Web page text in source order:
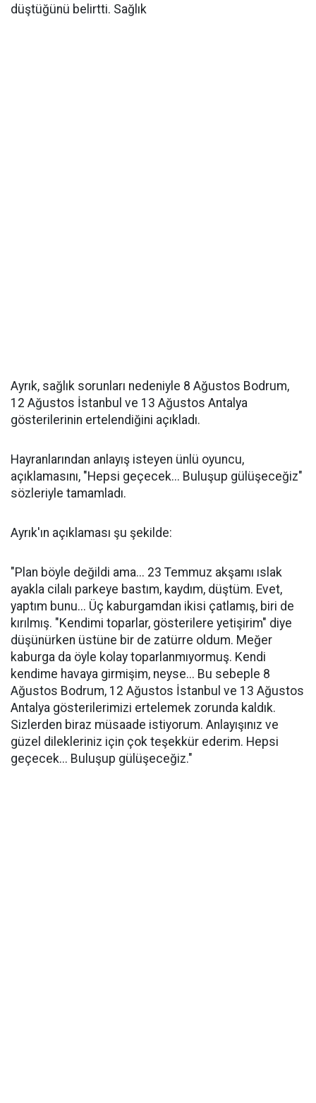
düştüğünü belirtti. Sağlık
Ayrık, sağlık sorunları nedeniyle 8 Ağustos Bodrum,
12 Ağustos İstanbul ve 13 Ağustos Antalya
gösterilerinin ertelendiğini açıkladı.
Hayranlarından anlayış isteyen ünlü oyuncu,
açıklamasını, "Hepsi geçecek... Buluşup gülüşeceğiz"
sözleriyle tamamladı.
Ayrık'ın açıklaması şu şekilde:
"Plan böyle değildi ama... 23 Temmuz akşamı ıslak
ayakla cilalı parkeye bastım, kaydım, düştüm. Evet,
yaptım bunu... Üç kaburgamdan ikisi çatlamış, biri de
kırılmış. "Kendimi toparlar, gösterilere yetişirim" diye
düşünürken üstüne bir de zatürre oldum. Meğer
kaburga da öyle kolay toparlanmıyormuş. Kendi
kendime havaya girmişim, neyse... Bu sebeple 8
Ağustos Bodrum, 12 Ağustos İstanbul ve 13 Ağustos
Antalya gösterilerimizi ertelemek zorunda kaldık.
Sizlerden biraz müsaade istiyorum. Anlayışınız ve
güzel dilekleriniz için çok teşekkür ederim. Hepsi
geçecek... Buluşup gülüşeceğiz."